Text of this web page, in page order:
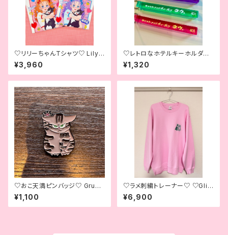
♡リリーちゃんTシャツ♡ Lily
& Seth, Our Sales Manager
T-shirt♡
¥3,960
♡レトロなホテルキーホルダー
♡Retro Hotel Key Tag♡
¥1,320
♡おこ天満ピンバッジ♡ Grum
py Tenma Pin Badge♡
¥1,100
♡ラメ刺繍トレーナー♡ ♡Glitt
er Embroidered Sweatshirt
♡
¥6,900